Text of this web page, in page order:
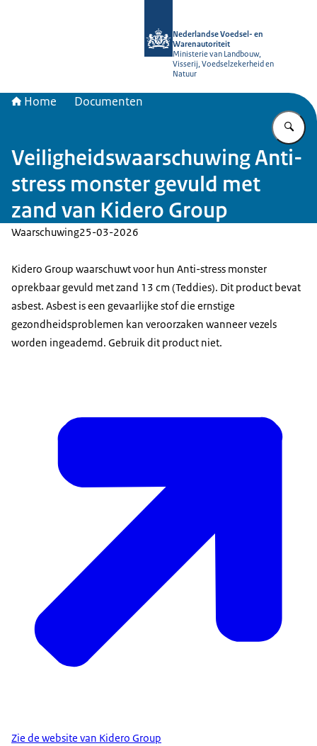
Nederlandse Voedsel- en
Warenautoriteit
Ministerie van Landbouw,
Visserij, Voedselzekerheid en
Natuur
Home Documenten
Veiligheidswaarschuwing Anti-
stress monster gevuld met
zand van Kidero Group
Waarschuwing25-03-2026
Kidero Group waarschuwt voor hun Anti-stress monster
oprekbaar gevuld met zand 13 cm (Teddies). Dit product bevat
asbest. Asbest is een gevaarlijke stof die ernstige
gezondheidsproblemen kan veroorzaken wanneer vezels
worden ingeademd. Gebruik dit product niet.
Zie de website van Kidero Group